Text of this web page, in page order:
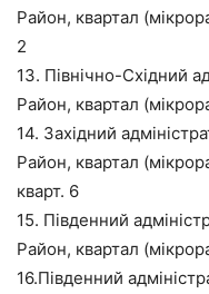
Район, квартал
2
13. Північно-Східний
Район, квартал
14. Західний
Район, квартал
кварт. 6
15. Південний
Район, квартал
16.Південний